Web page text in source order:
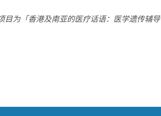
为「香港及南亚的医疗话语：医学遗传辅导